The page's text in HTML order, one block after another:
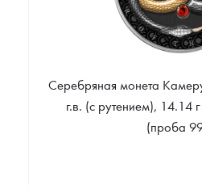
Серебряная монета
г.в. (с рутением), 14.14
(проба